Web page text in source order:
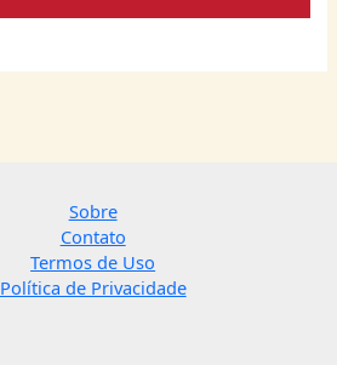
Sobre
Contato
Termos de Uso
Política de Privacidade